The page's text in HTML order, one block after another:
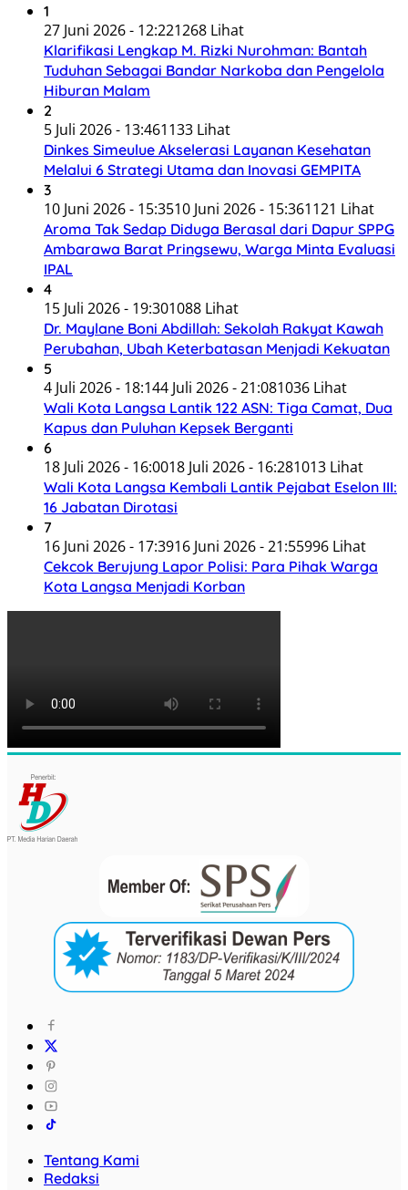
1
27 Juni 2026 - 12:221268 Lihat
Klarifikasi Lengkap M. Rizki Nurohman: Bantah
Tuduhan Sebagai Bandar Narkoba dan Pengelola
Hiburan Malam
2
5 Juli 2026 - 13:461133 Lihat
Dinkes Simeulue Akselerasi Layanan Kesehatan
Melalui 6 Strategi Utama dan Inovasi GEMPITA
3
10 Juni 2026 - 15:3510 Juni 2026 - 15:361121 Lihat
Aroma Tak Sedap Diduga Berasal dari Dapur SPPG
Ambarawa Barat Pringsewu, Warga Minta Evaluasi
IPAL
4
15 Juli 2026 - 19:301088 Lihat
Dr. Maylane Boni Abdillah: Sekolah Rakyat Kawah
Perubahan, Ubah Keterbatasan Menjadi Kekuatan
5
4 Juli 2026 - 18:144 Juli 2026 - 21:081036 Lihat
Wali Kota Langsa Lantik 122 ASN: Tiga Camat, Dua
Kapus dan Puluhan Kepsek Berganti
6
18 Juli 2026 - 16:0018 Juli 2026 - 16:281013 Lihat
Wali Kota Langsa Kembali Lantik Pejabat Eselon III:
16 Jabatan Dirotasi
7
16 Juni 2026 - 17:3916 Juni 2026 - 21:55996 Lihat
Cekcok Berujung Lapor Polisi: Para Pihak Warga
Kota Langsa Menjadi Korban
Tentang Kami
Redaksi